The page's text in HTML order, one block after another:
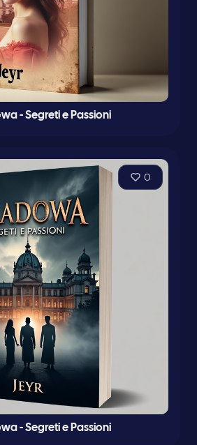
- Segreti e Passioni
0
- Segreti e Passioni